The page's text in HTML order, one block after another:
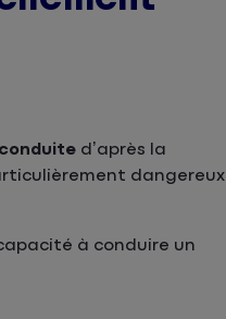
d’après la
dangereux
à conduire un